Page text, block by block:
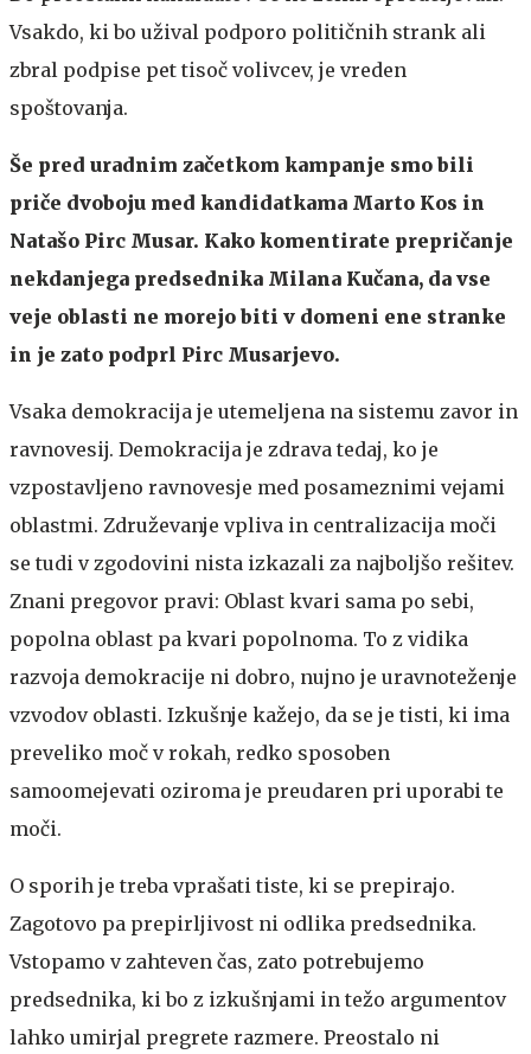
Vsakdo, ki bo užival podporo političnih strank ali
zbral podpise pet tisoč volivcev, je vreden
spoštovanja.
Še pred uradnim začetkom kampanje smo bili
priče dvoboju med kandidatkama Marto Kos in
Natašo Pirc Musar. Kako komentirate prepričanje
nekdanjega predsednika Milana Kučana, da vse
veje oblasti ne morejo biti v domeni ene stranke
in je zato podprl Pirc Musarjevo.
Vsaka demokracija je utemeljena na sistemu zavor in
ravnovesij. Demokracija je zdrava tedaj, ko je
vzpostavljeno ravnovesje med posameznimi vejami
oblastmi. Združevanje vpliva in centralizacija moči
se tudi v zgodovini nista izkazali za najboljšo rešitev.
Znani pregovor pravi: Oblast kvari sama po sebi,
popolna oblast pa kvari popolnoma. To z vidika
razvoja demokracije ni dobro, nujno je uravnoteženje
vzvodov oblasti. Izkušnje kažejo, da se je tisti, ki ima
preveliko moč v rokah, redko sposoben
samoomejevati oziroma je preudaren pri uporabi te
moči.
O sporih je treba vprašati tiste, ki se prepirajo.
Zagotovo pa prepirljivost ni odlika predsednika.
Vstopamo v zahteven čas, zato potrebujemo
predsednika, ki bo z izkušnjami in težo argumentov
lahko umirjal pregrete razmere. Preostalo ni